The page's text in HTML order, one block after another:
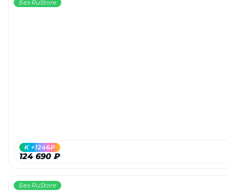
Без RuStore
124 690 ₽
K +1246₽
Без RuStore